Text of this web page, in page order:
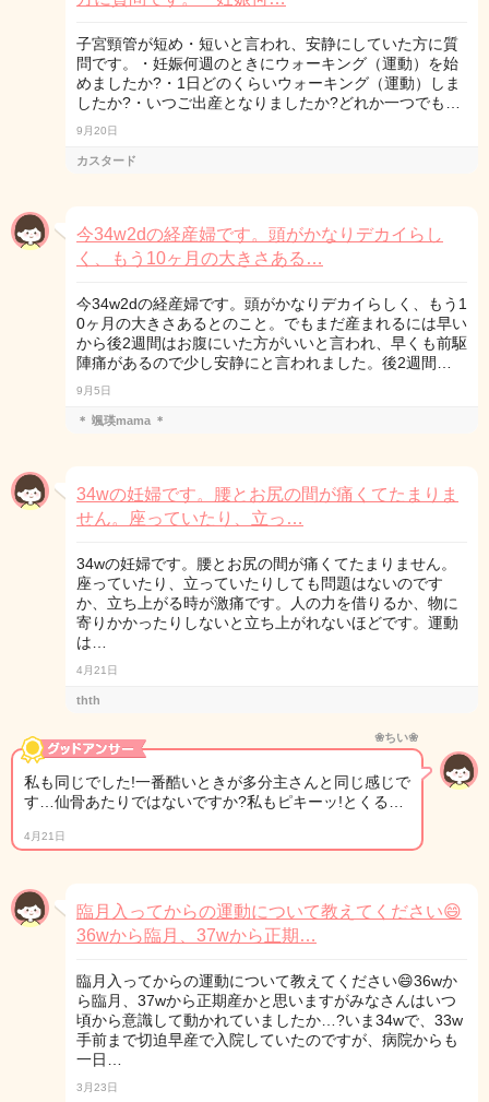
子宮頸管が短め・短いと言われ、安静にしていた方に質
問です。・妊娠何週のときにウォーキング（運動）を始
めましたか?・1日どのくらいウォーキング（運動）しま
したか?・いつご出産となりましたか?どれか一つでも…
9月20日
カスタード
今34w2dの経産婦です。頭がかなりデカイらし
く、もう10ヶ月の大きさある…
今34w2dの経産婦です。頭がかなりデカイらしく、もう1
0ヶ月の大きさあるとのこと。でもまだ産まれるには早い
から後2週間はお腹にいた方がいいと言われ、早くも前駆
陣痛があるので少し安静にと言われました。後2週間…
9月5日
＊ 颯瑛mama ＊
34wの妊婦です。腰とお尻の間が痛くてたまりま
せん。座っていたり、立っ…
34wの妊婦です。腰とお尻の間が痛くてたまりません。
座っていたり、立っていたりしても問題はないのです
か、立ち上がる時が激痛です。人の力を借りるか、物に
寄りかかったりしないと立ち上がれないほどです。運動
は…
4月21日
thth
❀ちい❀
私も同じでした!一番酷いときが多分主さんと同じ感じで
す…仙骨あたりではないですか?私もピキーッ!とくる…
4月21日
臨月入ってからの運動について教えてください😄
36wから臨月、37wから正期…
臨月入ってからの運動について教えてください😄36wか
ら臨月、37wから正期産かと思いますがみなさんはいつ
頃から意識して動かれていましたか…?いま34wで、33w
手前まで切迫早産で入院していたのですが、病院からも
一日…
3月23日